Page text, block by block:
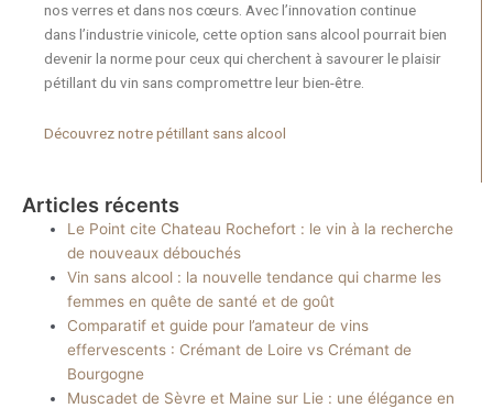
nos verres et dans nos cœurs. Avec l’innovation continue
dans l’industrie vinicole, cette option sans alcool pourrait bien
devenir la norme pour ceux qui cherchent à savourer le plaisir
pétillant du vin sans compromettre leur bien-être.
Découvrez notre pétillant sans alcool
Articles récents
Le Point cite Chateau Rochefort : le vin à la recherche
de nouveaux débouchés
Vin sans alcool : la nouvelle tendance qui charme les
femmes en quête de santé et de goût
Comparatif et guide pour l’amateur de vins
effervescents : Crémant de Loire vs Crémant de
Bourgogne
Muscadet de Sèvre et Maine sur Lie : une élégance en